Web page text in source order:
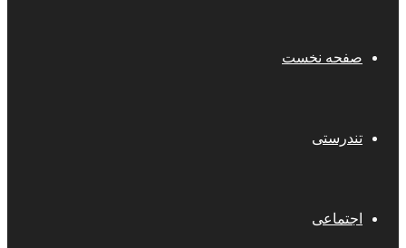
صفحه نخست
تندرستی
اجتماعی